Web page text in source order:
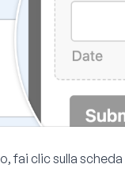
fai clic sulla scheda